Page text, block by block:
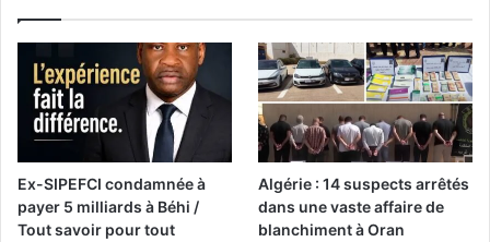
Ex-SIPEFCI condamnée à
payer 5 milliards à Béhi /
Tout savoir pour tout
Algérie : 14 suspects arrêtés
dans une vaste affaire de
blanchiment à Oran